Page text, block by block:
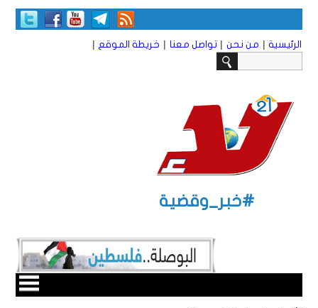
الرئيسية | من نحن | تواصل معنا | خريطة الموقع |
#خبر_وقضية